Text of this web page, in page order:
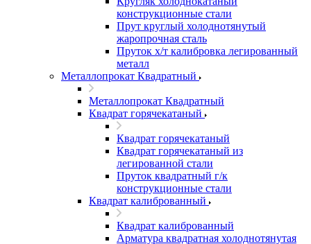
конструкционные стали
Прут круглый холоднотянутый
жаропрочная сталь
Пруток х/т калибровка легированный
металл
Металлопрокат Квадратный
Металлопрокат Квадратный
Квадрат горячекатаный
Квадрат горячекатаный
Квадрат горячекатаный из
легированной стали
Пруток квадратный г/к
конструкционные стали
Квадрат калиброванный
Квадрат калиброванный
Арматура квадратная холоднотянутая